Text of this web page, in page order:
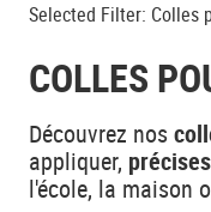
Selected Filter: Colles
COLLES
Découvrez nos
appliquer, précises
l'école, la maison